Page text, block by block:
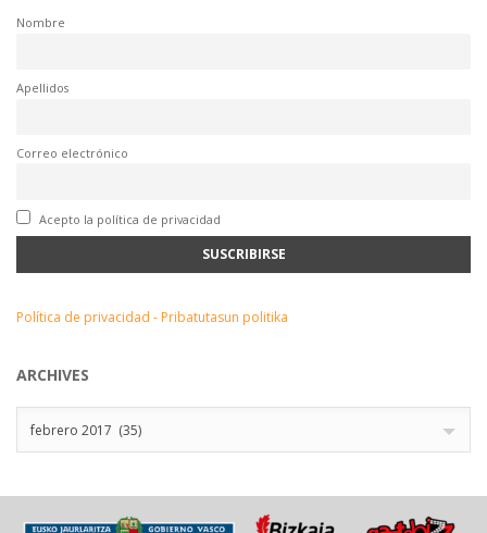
Nombre
Apellidos
Correo electrónico
Acepto la política de privacidad
Política de privacidad - Pribatutasun politika
ARCHIVES
febrero 2017 (35)